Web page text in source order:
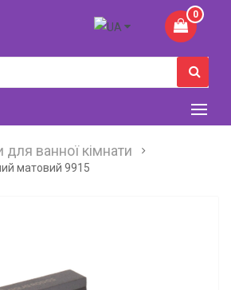
0
для ванної кімнати
матовий 9915